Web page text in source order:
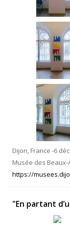
Dijon, France -6
Musée des Beaux-
https://
"En partant